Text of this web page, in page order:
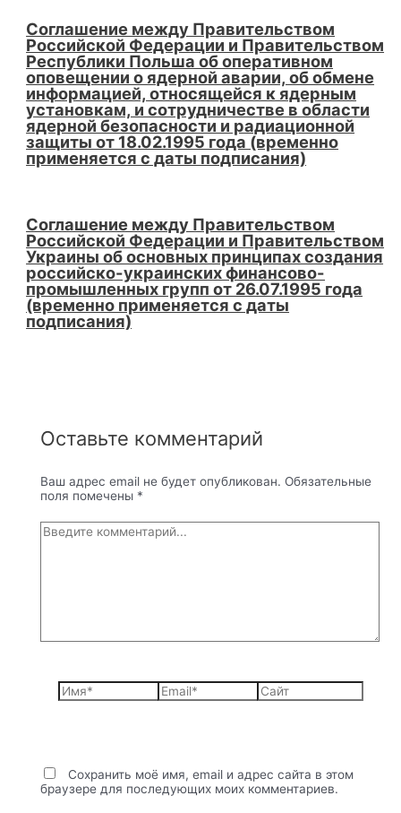
Соглашение между Правительством
Российской Федерации и Правительством
Республики Польша об оперативном
оповещении о ядерной аварии, об обмене
информацией, относящейся к ядерным
установкам, и сотрудничестве в области
ядерной безопасности и радиационной
защиты от 18.02.1995 года (временно
применяется с даты подписания)
Соглашение между Правительством
Российской Федерации и Правительством
Украины об основных принципах создания
российско-украинских финансово-
промышленных групп от 26.07.1995 года
(временно применяется с даты
подписания)
Оставьте комментарий
Ваш адрес email не будет опубликован. Обязательные
поля помечены *
Введите
комментарий...
Имя* Email* Сайт
Сохранить моё имя, email и адрес сайта в этом
браузере для последующих моих комментариев.